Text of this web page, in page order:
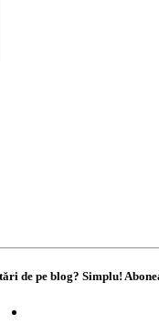
de pe blog? Simplu!